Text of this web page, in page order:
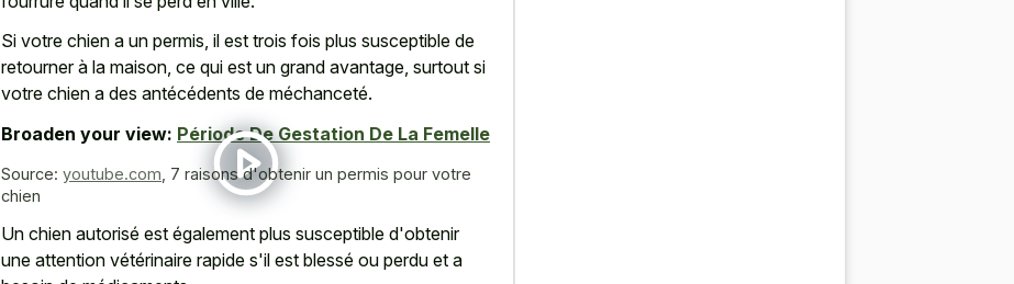
Si votre chien a un permis, il est trois fois plus susceptible de
retourner à la maison, ce qui est un grand avantage, surtout si
votre chien a des antécédents de méchanceté.
Broaden your view: Période De Gestation De La Femelle
Source: youtube.com 7 raisons d'obtenir un permis pour votre
chien
Un chien autorisé est également plus susceptible d'obtenir
une attention vétérinaire rapide s'il est blessé ou perdu et a